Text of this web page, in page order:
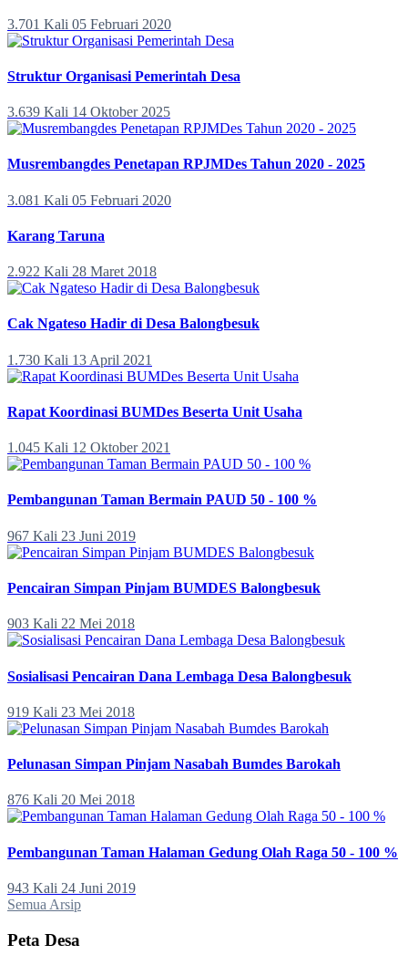
3.701 Kali 05 Februari 2020
Struktur Organisasi Pemerintah Desa
3.639 Kali 14 Oktober 2025
Musrembangdes Penetapan RPJMDes Tahun 2020 - 2025
3.081 Kali 05 Februari 2020
Karang Taruna
2.922 Kali 28 Maret 2018
Cak Ngateso Hadir di Desa Balongbesuk
1.730 Kali 13 April 2021
Rapat Koordinasi BUMDes Beserta Unit Usaha
1.045 Kali 12 Oktober 2021
Pembangunan Taman Bermain PAUD 50 - 100 %
967 Kali 23 Juni 2019
Pencairan Simpan Pinjam BUMDES Balongbesuk
903 Kali 22 Mei 2018
Sosialisasi Pencairan Dana Lembaga Desa Balongbesuk
919 Kali 23 Mei 2018
Pelunasan Simpan Pinjam Nasabah Bumdes Barokah
876 Kali 20 Mei 2018
Pembangunan Taman Halaman Gedung Olah Raga 50 - 100 %
943 Kali 24 Juni 2019
Semua Arsip
Peta Desa